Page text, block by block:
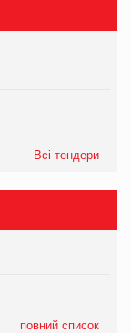
Всі тендери
повний список